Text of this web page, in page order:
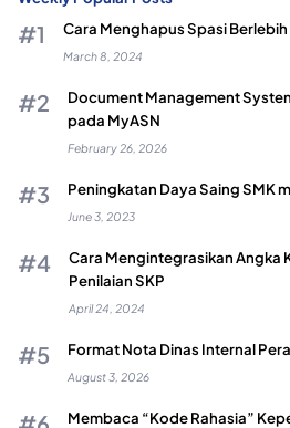
Cara Menghapus Spasi
March 8, 2024
Document Management
pada MyASN
February 26, 2026
Peningkatan Daya Saing SMK
June 3, 2023
Cara Mengintegrasikan Angka
Penilaian SKP
April 24, 2024
Format Nota Dinas Internal
August 3, 2026
Membaca “Kode Rahasia”